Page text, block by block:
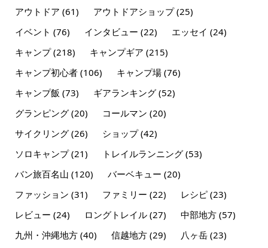
アウトドア (61) アウトドアショップ(25)
イベント (76) インタビュー (22) エッセイ (24)
キャンプ(218) キャンプギア (215)
キャンプ初心者(106) キャンプ場(76)
キャンプ飯 (73) ギアランキング(52)
グランピング(20) コールマン (20)
サイクリング(26) ショップ(42)
ソロキャンプ(21) トレイルランニング(53)
バン旅百名山 (120) バーベキュー (20)
ファッション (31) ファミリー (22) レシピ(23)
レビュー (24) ロングトレイル(27) 中部地方(57)
九州・沖縄地方(40) 信越地方(29) 八ヶ岳(23)